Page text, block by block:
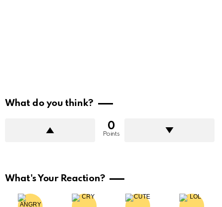
What do you think?
0
Points
What's Your Reaction?